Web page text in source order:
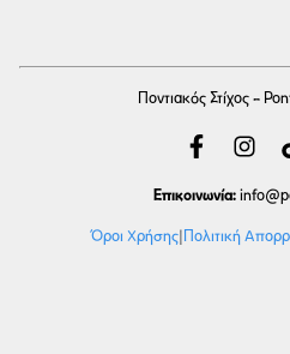
Ποντιακός Στίχος -
Επικοινωνία: info
Όροι Χρήσης| Πολιτική